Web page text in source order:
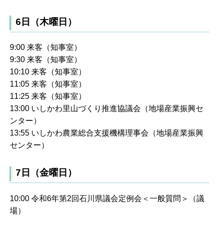
6日（木曜日）
9:00 来客（知事室）
9:30 来客（知事室）
10:10 来客（知事室）
11:05 来客（知事室）
11:25 来客（知事室）
13:00 いしかわ里山づくり推進協議会（地場産業振興セ
ンター）
13:55 いしかわ農業総合支援機構理事会（地場産業振興
センター）
7日（金曜日）
10:00 令和6年第2回石川県議会定例会＜一般質問＞（議
場）